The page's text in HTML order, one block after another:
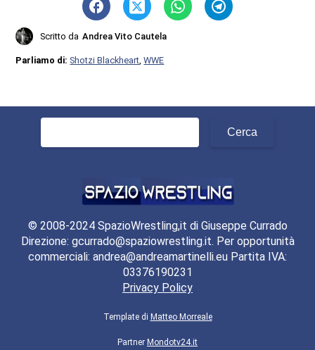
Scritto da Andrea Vito Cautela
Parliamo di:Shotzi Blackheart ,WWE
© 2008-2024 SpazioWrestling,it di Giuseppe Currado
Direzione: gcurrado@spaziowrestling.it. Per opportunità
commerciali: andrea@andreamartinelli.eu Partita IVA:
03376190231
Privacy Policy
Template di Matteo Morreale
Partner Mondotv24.it